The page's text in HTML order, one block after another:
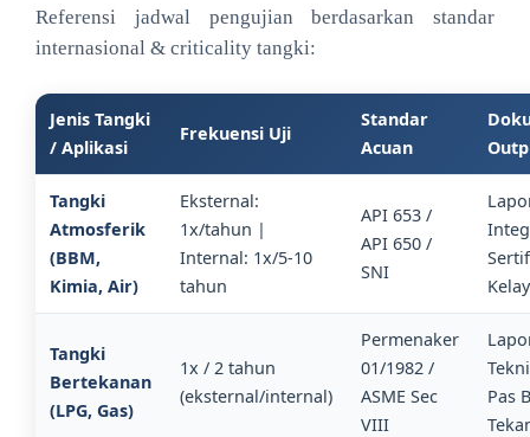
Referensi jadwal pengujian berdasarkan standar
internasional & criticality tangki:
Jenis Tangki
/ Aplikasi
Frekuensi Uji
Standar
Acuan
Tangki
Atmosferik
(BBM,
Kimia, Air)
Eksternal:
1x/tahun |
Internal: 1x/5-10
tahun
API 653 /
API 650 /
SNI
Tangki
Bertekanan
(LPG, Gas)
1x / 2 tahun
(eksternal/internal)
Permenaker
01/1982 /
ASME Sec
VIII
Pas